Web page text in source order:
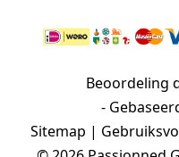
Beoordeling
-
Sitemap |